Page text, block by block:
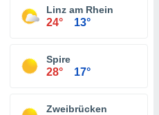
Linz am Rhein
24° 13°
Spire
28° 17°
Zweibrücken